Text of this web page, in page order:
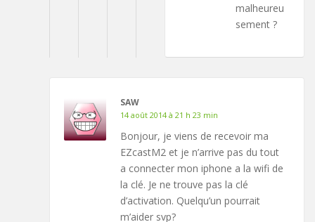
malheureu
sement ?
SAW
14 août 2014 à 21 h 23 min
Bonjour, je viens de recevoir ma
EZcastM2 et je n’arrive pas du tout
a connecter mon iphone a la wifi de
la clé. Je ne trouve pas la clé
d’activation. Quelqu’un pourrait
m’aider svp?